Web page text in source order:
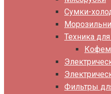
Сумки-
Техника
Фильтры